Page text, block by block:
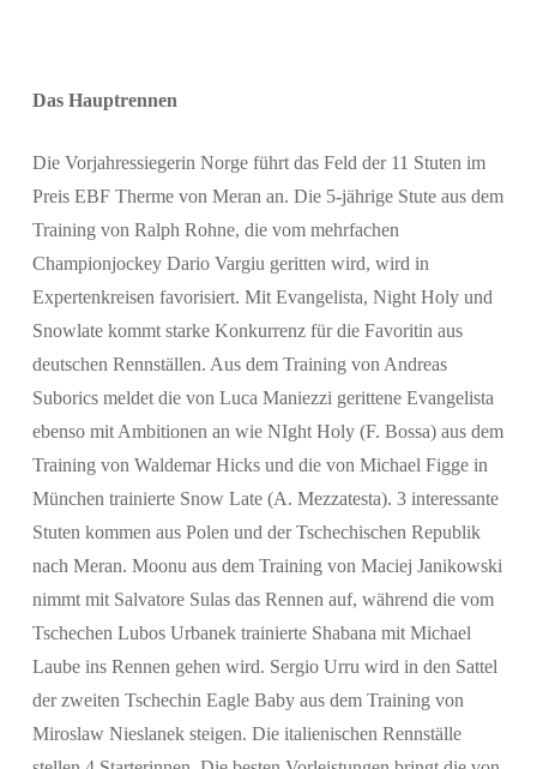
Das Hauptrennen
Die Vorjahressiegerin Norge führt das Feld der 11 Stuten im
Preis EBF Therme von Meran an. Die 5-jährige Stute aus dem
Training von Ralph Rohne, die vom mehrfachen
Championjockey Dario Vargiu geritten wird, wird in
Expertenkreisen favorisiert. Mit Evangelista, Night Holy und
Snowlate kommt starke Konkurrenz für die Favoritin aus
deutschen Rennställen. Aus dem Training von Andreas
Suborics meldet die von Luca Maniezzi gerittene Evangelista
ebenso mit Ambitionen an wie NIght Holy (F. Bossa) aus dem
Training von Waldemar Hicks und die von Michael Figge in
München trainierte Snow Late (A. Mezzatesta). 3 interessante
Stuten kommen aus Polen und der Tschechischen Republik
nach Meran. Moonu aus dem Training von Maciej Janikowski
nimmt mit Salvatore Sulas das Rennen auf, während die vom
Tschechen Lubos Urbanek trainierte Shabana mit Michael
Laube ins Rennen gehen wird. Sergio Urru wird in den Sattel
der zweiten Tschechin Eagle Baby aus dem Training von
Miroslaw Nieslanek steigen. Die italienischen Rennställe